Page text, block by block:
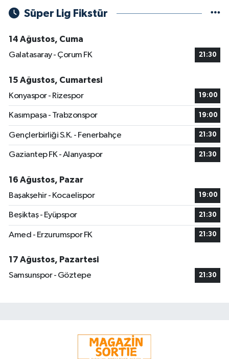
Süper Lig Fikstür
14 Ağustos, Cuma
Galatasaray - Çorum FK
21:30
15 Ağustos, Cumartesi
Konyaspor - Rizespor
19:00
Kasımpaşa - Trabzonspor 19:00
Gençlerbirliği S.K. - Fenerbahçe 21:30
Gaziantep FK - Alanyaspor 21:30
16 Ağustos, Pazar
Başakşehir - Kocaelispor
19:00
Beşiktaş - Eyüpspor 21:30
Amed - Erzurumspor FK 21:30
17 Ağustos, Pazartesi
Samsunspor - Göztepe
21:30